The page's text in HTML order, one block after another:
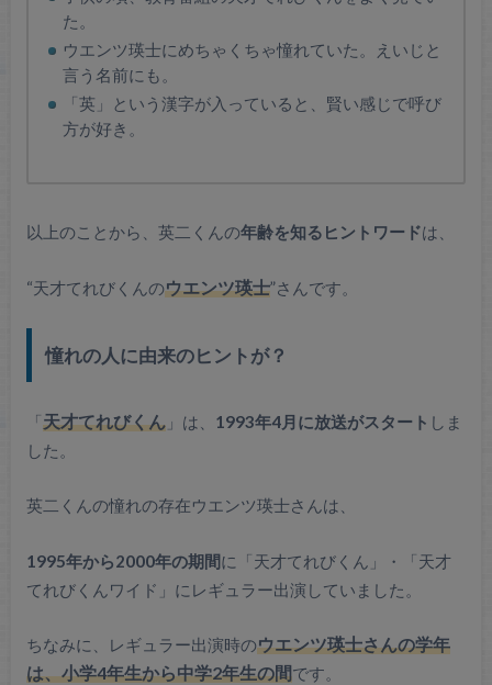
た。
ウエンツ瑛士にめちゃくちゃ憧れていた。えいじと
言う名前にも。
「英」という漢字が入っていると、賢い感じで呼び
方が好き。
以上のことから、英二くんの年齢を知るヒントワードは、
“天才てれびくんのウエンツ瑛士”さんです。
憧れの人に由来のヒントが？
「天才てれびくん」は、 1993年4月に放送がスタート しま
した。
英二くんの憧れの存在ウエンツ瑛士さんは、
1995年から2000年の期間に「天才てれびくん」・「天才
てれびくんワイド」にレギュラー出演していました。
ちなみに、レギュラー出演時のウエンツ瑛士さんの学年
は、小学4年生から中学2年生の間です。